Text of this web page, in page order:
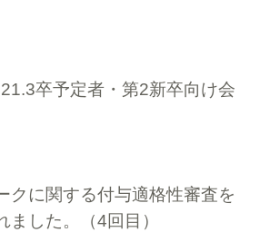
卒予定者・第2新卒向け会
クに関する付与適格性審査を
ました。（4回目）